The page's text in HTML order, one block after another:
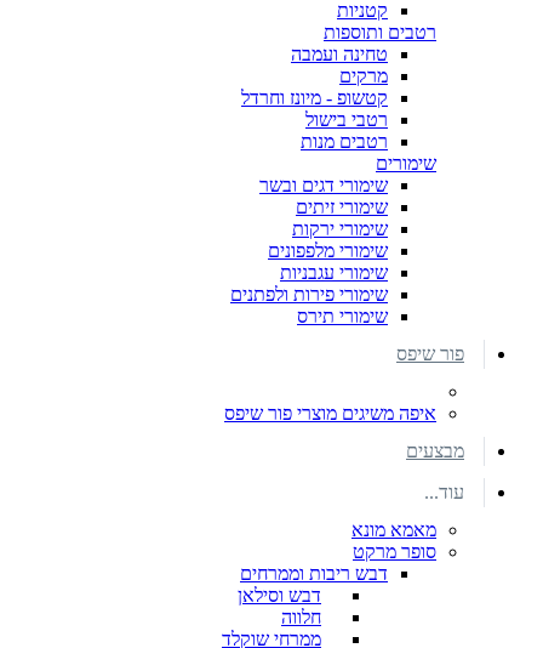
קטניות
רטבים ותוספות
טחינה ועמבה
מרקים
קטשופ - מיונז וחרדל
רטבי בישול
רטבים מנות
שימורים
שימורי דגים ובשר
שימורי זיתים
שימורי ירקות
שימורי מלפפונים
שימורי עגבניות
שימורי פירות ולפתנים
שימורי תירס
פור שיפס
איפה משיגים מוצרי פור שיפס
מבצעים
עוד...
מאמא מונא
סופר מרקט
דבש ריבות וממרחים
דבש וסילאן
חלווה
ממרחי שוקלד